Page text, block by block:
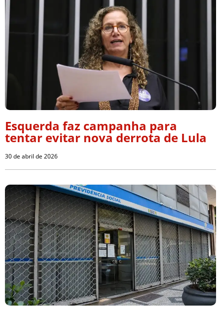
Esquerda faz campanha para
tentar evitar nova derrota de Lula
30 de abril de 2026